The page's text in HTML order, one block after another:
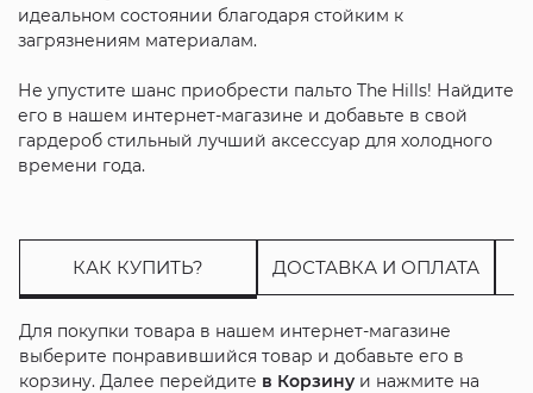
идеальном состоянии благодаря стойким к
загрязнениям материалам.
Не упустите шанс приобрести пальто The Hills! Найдите
его в нашем интернет-магазине и добавьте в свой
гардероб стильный лучший аксессуар для холодного
времени года.
КАК КУПИТЬ? ДОСТАВКА И ОПЛАТА
Для покупки товара в нашем интернет-магазине
выберите понравившийся товар и добавьте его в
корзину. Далее перейдите в Корзинуи нажмите на